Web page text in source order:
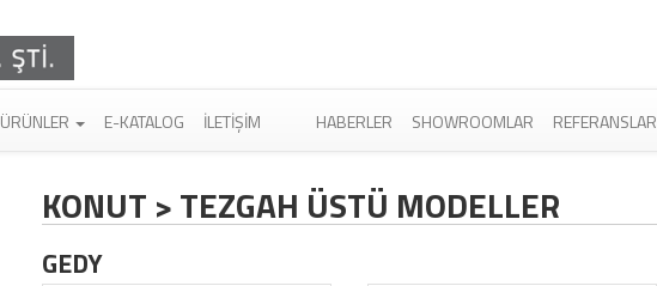
ÜRÜNLER E-KATALOG İLETIŞIM HABERLER SHOWROOMLAR REFERANSLAR
KONUT > TEZGAH ÜSTÜ MODELLER
GEDY